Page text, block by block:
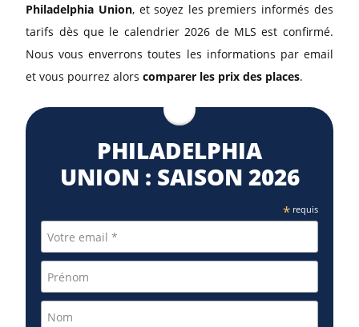
Philadelphia Union, et soyez les premiers informés des
tarifs dès que le calendrier 2026 de MLS est confirmé.
Nous vous enverrons toutes les informations par email
et vous pourrez alorscomparer les prix des places.
PHILADELPHIA
UNION : SAISON 2026
*requis